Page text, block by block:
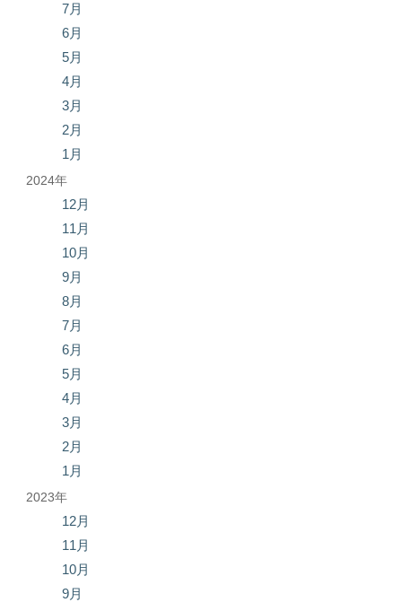
7月
6月
5月
4月
3月
2月
1月
2024年
12月
11月
10月
9月
8月
7月
6月
5月
4月
3月
2月
1月
2023年
12月
11月
10月
9月